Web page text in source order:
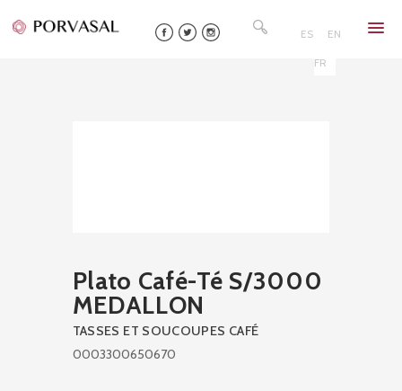
to
ES EN
FR
Plato Café-Té S/3000
MEDALLON
TASSES ET SOUCOUPES CAFÉ
0003300650670